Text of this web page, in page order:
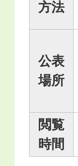
方法
公表
場所
閲覧
時間